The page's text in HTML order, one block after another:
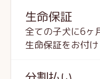
生命保証
全ての子犬に6ヶ
生命保証をお付け